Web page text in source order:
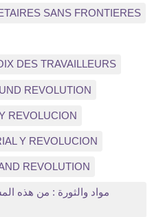
SANS FRONTIERES
DES TRAVAILLEURS
REVOLUTION
REVOLUCION
Y REVOLUCION
REVOLUTION